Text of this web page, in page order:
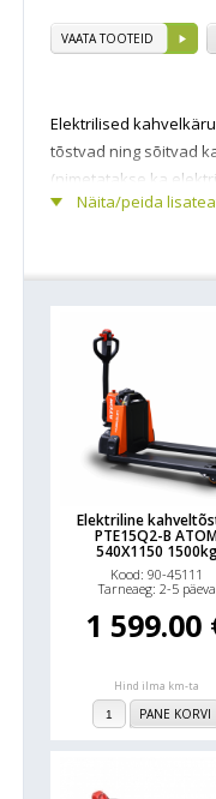
VAATA TOOTEID
Näita/peida
Elektrilised
tõstvad ning sõitvad
(nimetatakse ka
laos aluste
Elektrilised aluste
seisuplatvormiga,
suurtes ladudes.
Elektriline
PTE15Q2-B
540X1150
Kood: 90-45111
Tarneaeg: 2-5 päeva
1 599.00
Hind ilma km-ta
PANE KORVI